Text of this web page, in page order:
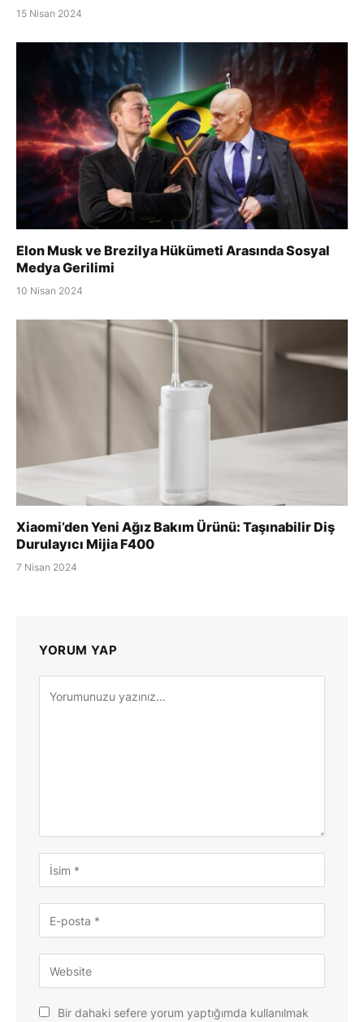
15 Nisan 2024
Elon Musk ve Brezilya Hükümeti Arasında Sosyal
Medya Gerilimi
10 Nisan 2024
Xiaomi’den Yeni Ağız Bakım Ürünü: Taşınabilir Diş
Durulayıcı Mijia F400
7 Nisan 2024
YORUM YAP
Bir dahaki sefere yorum yaptığımda kullanılmak